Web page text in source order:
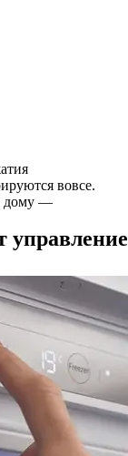
вовсе.
дому —
управление